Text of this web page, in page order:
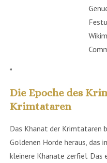
*
Die Epoche des
Krimtataren
Das Khanat der Krimtataren
Goldenen Horde heraus, das
kleinere Khanate zerfiel. Das